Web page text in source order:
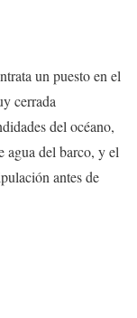
un puesto en el
cerrada
del océano,
agua del barco, y el
antes de